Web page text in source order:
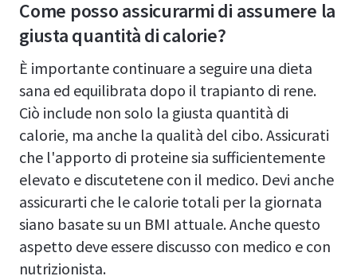
Come posso assicurarmi di assumere la
giusta quantità di calorie?
È importante continuare a seguire una dieta
sana ed equilibrata dopo il trapianto di rene.
Ciò include non solo la giusta quantità di
calorie, ma anche la qualità del cibo. Assicurati
che l'apporto di proteine sia sufficientemente
elevato e discutetene con il medico. Devi anche
assicurarti che le calorie totali per la giornata
siano basate su un BMI attuale. Anche questo
aspetto deve essere discusso con medico e con
nutrizionista.